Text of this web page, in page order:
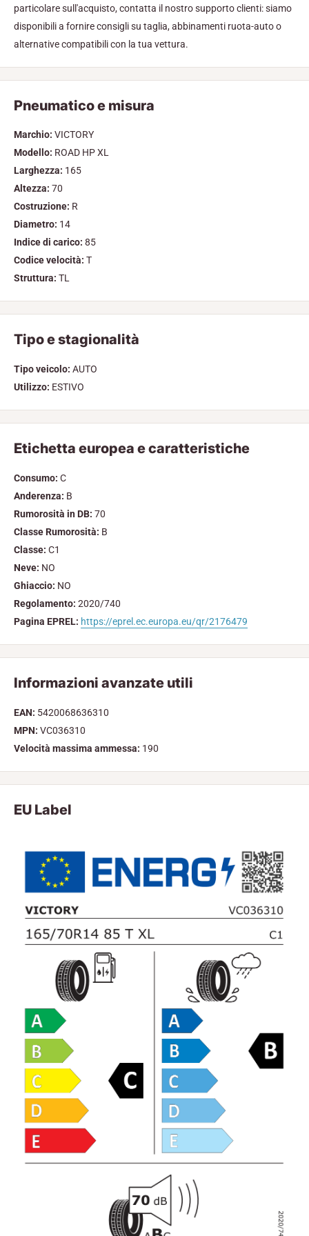
particolare sull'acquisto, contatta il nostro supporto clienti: siamo
disponibili a fornire consigli su taglia, abbinamenti ruota-auto o
alternative compatibili con la tua vettura.
Pneumatico e misura
Marchio: VICTORY
Modello: ROAD HP XL
Larghezza: 165
Altezza: 70
Costruzione: R
Diametro: 14
Indice di carico: 85
Codice velocità: T
Struttura: TL
Tipo e stagionalità
Tipo veicolo: AUTO
Utilizzo: ESTIVO
Etichetta europea e caratteristiche
Consumo: C
Anderenza: B
Rumorosità in DB: 70
Classe Rumorosità: B
Classe: C1
Neve: NO
Ghiaccio: NO
Regolamento: 2020/740
Pagina EPREL: https://eprel.ec.europa.eu/qr/2176479
Informazioni avanzate utili
EAN: 5420068636310
MPN: VC036310
Velocità massima ammessa: 190
EU Label